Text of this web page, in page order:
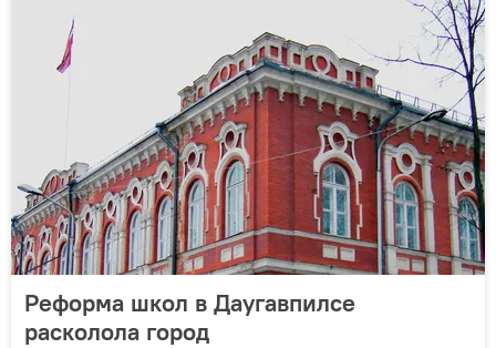
Реформа школ в Даугавпилсе
расколола город